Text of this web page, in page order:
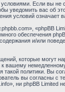
Если вы не
уведомить вас об
условий означает
«phpBB
обеспечения
и/или
которые могут
к вашему
политики. Вы
вы согласны с
ни phpBB Limited